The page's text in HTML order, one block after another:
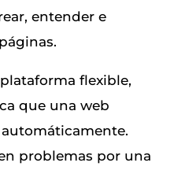
entender e
flexible,
que una web
problemas por una